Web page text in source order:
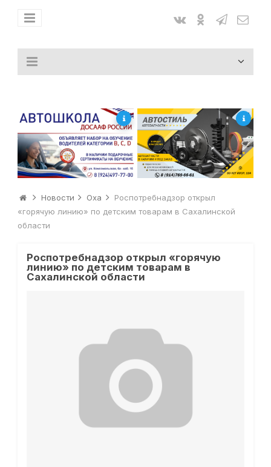
Новости Оха
Роспотребнадзор открыл
«горячую линию» по детским товарам в Сахалинской
области
Роспотребнадзор открыл «горячую
линию» по детским товарам в
Сахалинской области